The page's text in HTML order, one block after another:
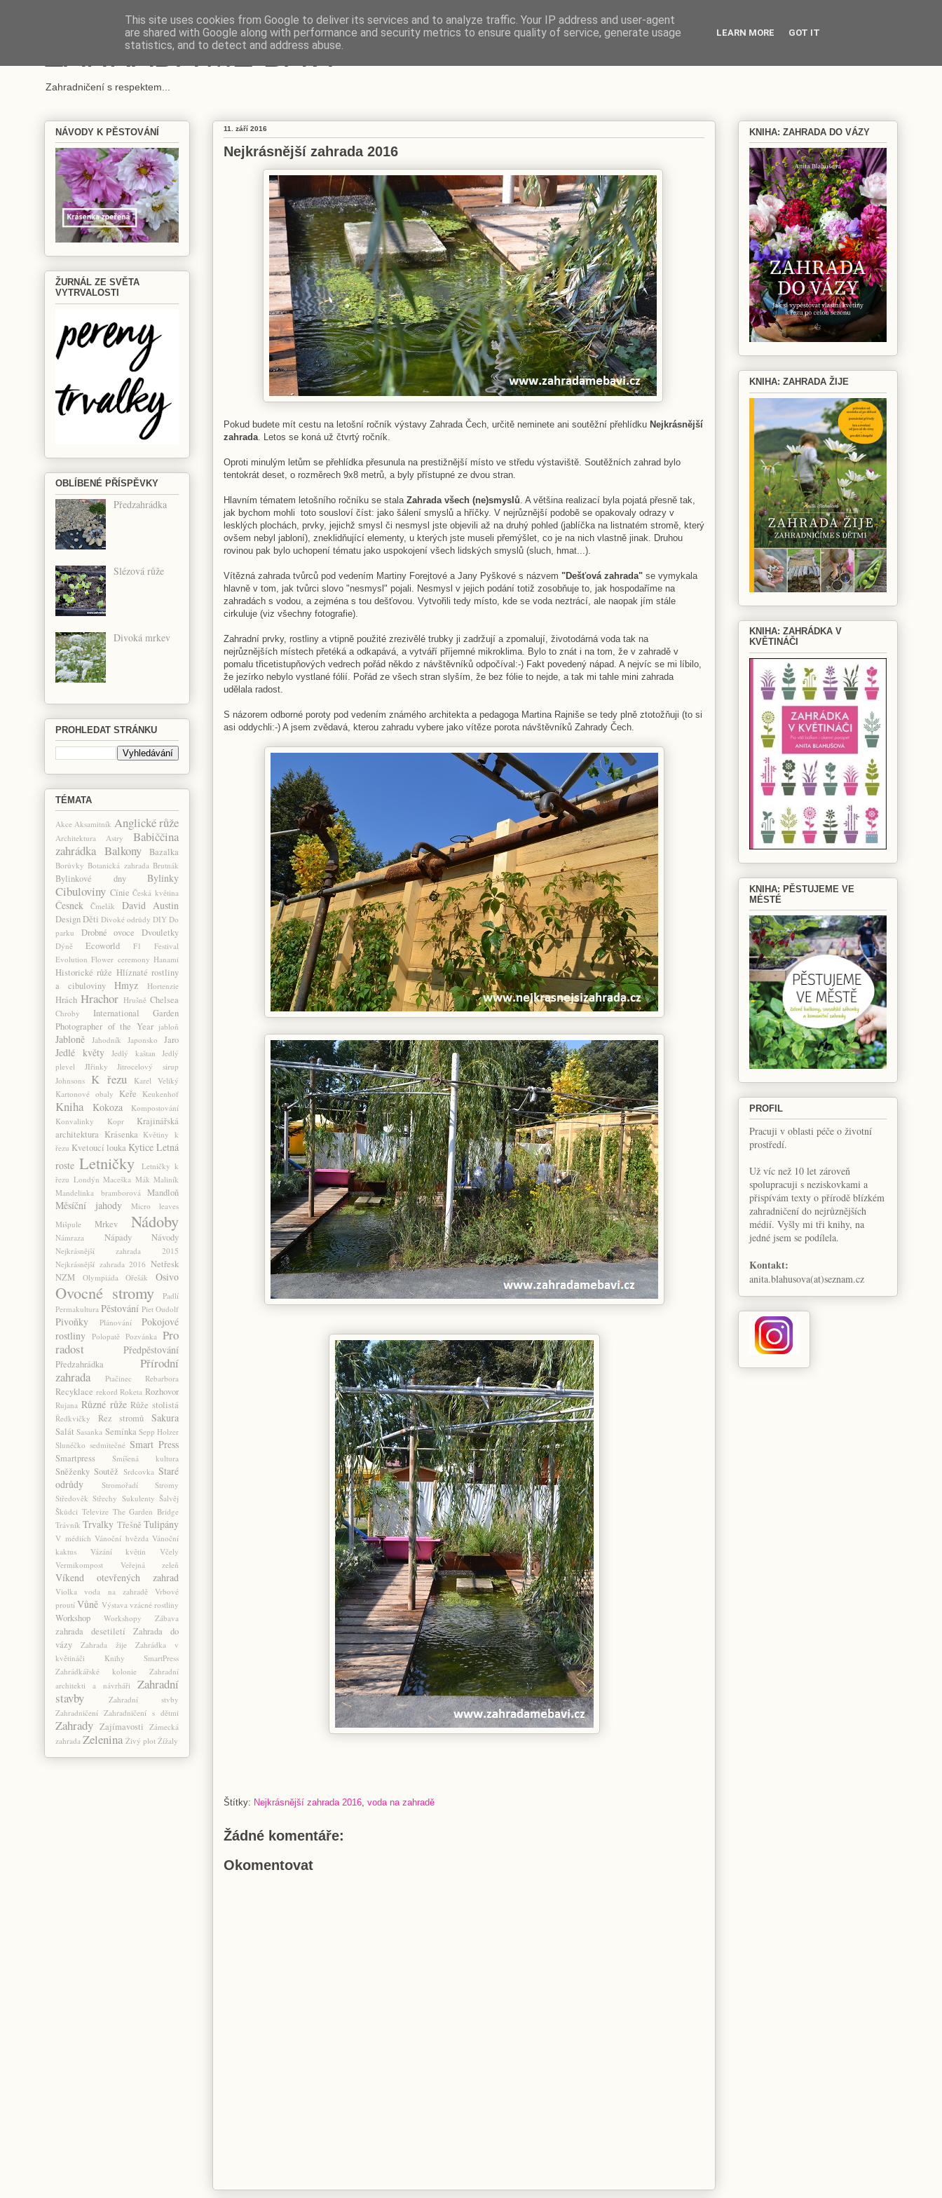
ZAHRADA MĚ BAVÍ
Zahradničení s respektem...
11. září 2016
Nejkrásnější zahrada 2016
Pokud budete mít cestu na letošní ročník výstavy Zahrada Čech, určitě neminete ani soutěžní přehlídku Nejkrásnější
zahrada. Letos se koná už čtvrtý ročník.
Oproti minulým letům se přehlídka přesunula na prestižnější místo ve středu výstaviště. Soutěžních zahrad bylo
tentokrát deset, o rozměrech 9x8 metrů, a byly přístupné ze dvou stran.
Hlavním tématem letošního ročníku se stala Zahrada všech (ne)smyslů. A většina realizací byla pojatá přesně tak,
jak bychom mohli toto sousloví číst: jako šálení smyslů a hříčky. V nejrůznější podobě se opakovaly odrazy v
lesklých plochách, prvky, jejichž smysl či nesmysl jste objevili až na druhý pohled (jablíčka na listnatém stromě, který
ovšem nebyl jabloní), zneklidňující elementy, u kterých jste museli přemýšlet, co je na nich vlastně jinak. Druhou
rovinou pak bylo uchopení tématu jako uspokojení všech lidských smyslů (sluch, hmat...).
Vítězná zahrada tvůrců pod vedením Martiny Forejtové a Jany Pyškové s názvem "Dešťová zahrada" se vymykala
hlavně v tom, jak tvůrci slovo "nesmysl" pojali. Nesmysl v jejich podání totiž zosobňuje to, jak hospodaříme na
zahradách s vodou, a zejména s tou dešťovou. Vytvořili tedy místo, kde se voda neztrácí, ale naopak jím stále
cirkuluje (viz všechny fotografie).
Zahradní prvky, rostliny a vtipně použité zrezivělé trubky ji zadržují a zpomalují, životodárná voda tak na
nejrůznějších místech přetéká a odkapává, a vytváří příjemné mikroklima. Bylo to znát i na tom, že v zahradě v
pomalu třicetistupňových vedrech pořád někdo z návštěvníků odpočíval:-) Fakt povedený nápad. A nejvíc se mi líbilo,
že jezírko nebylo vystlané fólií. Pořád ze všech stran slyším, že bez fólie to nejde, a tak mi tahle mini zahrada
udělala radost.
S názorem odborné poroty pod vedením známého architekta a pedagoga Martina Rajniše se tedy plně ztotožňuji (to si
asi oddychli:-) A jsem zvědavá, kterou zahradu vybere jako vítěze porota návštěvníků Zahrady Čech.
Štítky: Nejkrásnější zahrada 2016 voda na zahradě
Žádné komentáře:
Okomentovat
NÁVODY K PĚSTOVÁNÍ
ŽURNÁL ZE SVĚTA
VYTRVALOSTI
OBLÍBENÉ PŘÍSPĚVKY
Předzahrádka
Slézová růže
Divoká mrkev
PROHLEDAT STRÁNKU
TÉMATA
Akce Aksamitník Anglické růže
Architektura Astry
Babiččina
zahrádka Balkony Bazalka
Borůvky Botanická zahrada Brutnák
Bylinkové dny Bylinky
Cibuloviny Cínie Česká květina
Česnek Čmelák David Austin
DesignDěti Divoké odrůdy DIY Do
parku
Drobné ovoce Dvouletky
Dýně Ecoworld F1
Festival
Evolution Flower ceremony Hanami
Historické růže Hlíznaté rostliny
a cibuloviny
Hmyz Hortenzie
Hrách Hrachor Hrušně Chelsea
Chroby
International Garden
Photographer of the Year jabloň
Jabloně Jahodník Japonsko Jaro
Jedlé květy Jedlý kaštan
Jedlý
plevel
JIřinky
Jitrocelový sirup
Johnsons
K řezu
Karel Veliký
Kartonové obaly
Keře Keukenhof
Kniha Kokoza
Kompostování
Konvalinky
Kopr
Krajinářská
architektura Krásenka Květiny k
řezu Kvetoucí louka Kytice Letná
roste Letničky
Letničky k
řezu Londýn Maceška Mák Maliník
Mandelinka bramborová
Mandloň
Měsíční jahody
Micro leaves
Mišpule
Mrkev Nádoby
Námraza Nápady Návody
Nejkrásnější zahrada 2015
Nejkrásnější zahrada 2016 Netřesk
NZM
Olympiáda Ořešák Osivo
Ovocné stromy
Padlí
Permakultura Pěstování Piet Oudolf
Pivoňky Plánování
Pokojové
rostliny Polopatě Pozvánka Pro
radost
Předpěstování
Předzahrádka
Přírodní
zahrada
Ptačinec Rebarbora
Recyklace rekord Roketa Rozhovor
Rujana Různé růže Růže stolistá
Ředkvičky Řez stromů Sakura
Salát Sasanka Semínka Sepp Holzer
Slunéčko sedmitečné Smart Press
Smartpress Smíšená kultura
Sněženky Soutěž Srdcovka Staré
odrůdy
Stromořadí
Stromy
Středověk Střechy Sukulenty Šalvěj
Škůdci Televize The Garden Bridge
Trávník Trvalky Třešně Tulipány
V médiích Vánoční hvězda Vánoční
kaktus
Vázání květin
Včely
Vermikompost
Veřejná zeleň
Víkend otevřených zahrad
Violka voda na zahradě
Vrbové
proutí Vůně Výstava vzácné rostliny
Workshop Workshopy Zábava
zahrada desetiletí
Zahrada do
vázy
Zahrada žije
Zahrádka v
květináči Knihy SmartPress
Zahrádkářské kolonie
Zahradní
architekti a návrháři
Zahradní
stavby
Zahradní stvby
Zahradničení Zahradničení s dětmi
Zahrady Zajímavosti Zámecká
zahrada Zelenina Živý plot Žížaly
KNIHA: ZAHRADA DO VÁZY
KNIHA: ZAHRADA ŽIJE
KNIHA: ZAHRÁDKA V
KVĚTINÁČI
KNIHA: PĚSTUJEME VE
MÉSTÉ
PROFIL
Pracuji v oblasti péče o životní
prostředí.
Už víc než 10 let zároveň
spolupracuji s neziskovkami a
přispívám texty o přírodě blízkém
zahradničení do nejrůznějších
médií. Vyšly mi tři knihy, na
jedné jsem se podílela.
Kontakt:
anita.blahusova(at)seznam.cz
This site uses cookies from Google to deliver its services and to analyze traffic. Your IP address and user-agent
are shared with Google along with performance and security metrics to ensure quality of service, generate usage
statistics, and to detect and address abuse.
LEARN MORE GOT IT